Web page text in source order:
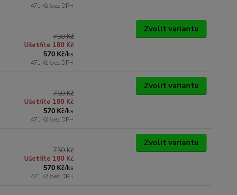
471 Kč bez DPH
750 Kč
Ušetříte 180 Kč
570 Kč/ks
471 Kč bez DPH
Zvolit variantu
750 Kč
Ušetříte 180 Kč
570 Kč/ks
471 Kč bez DPH
Zvolit variantu
750 Kč
Ušetříte 180 Kč
570 Kč/ks
471 Kč bez DPH
Zvolit variantu